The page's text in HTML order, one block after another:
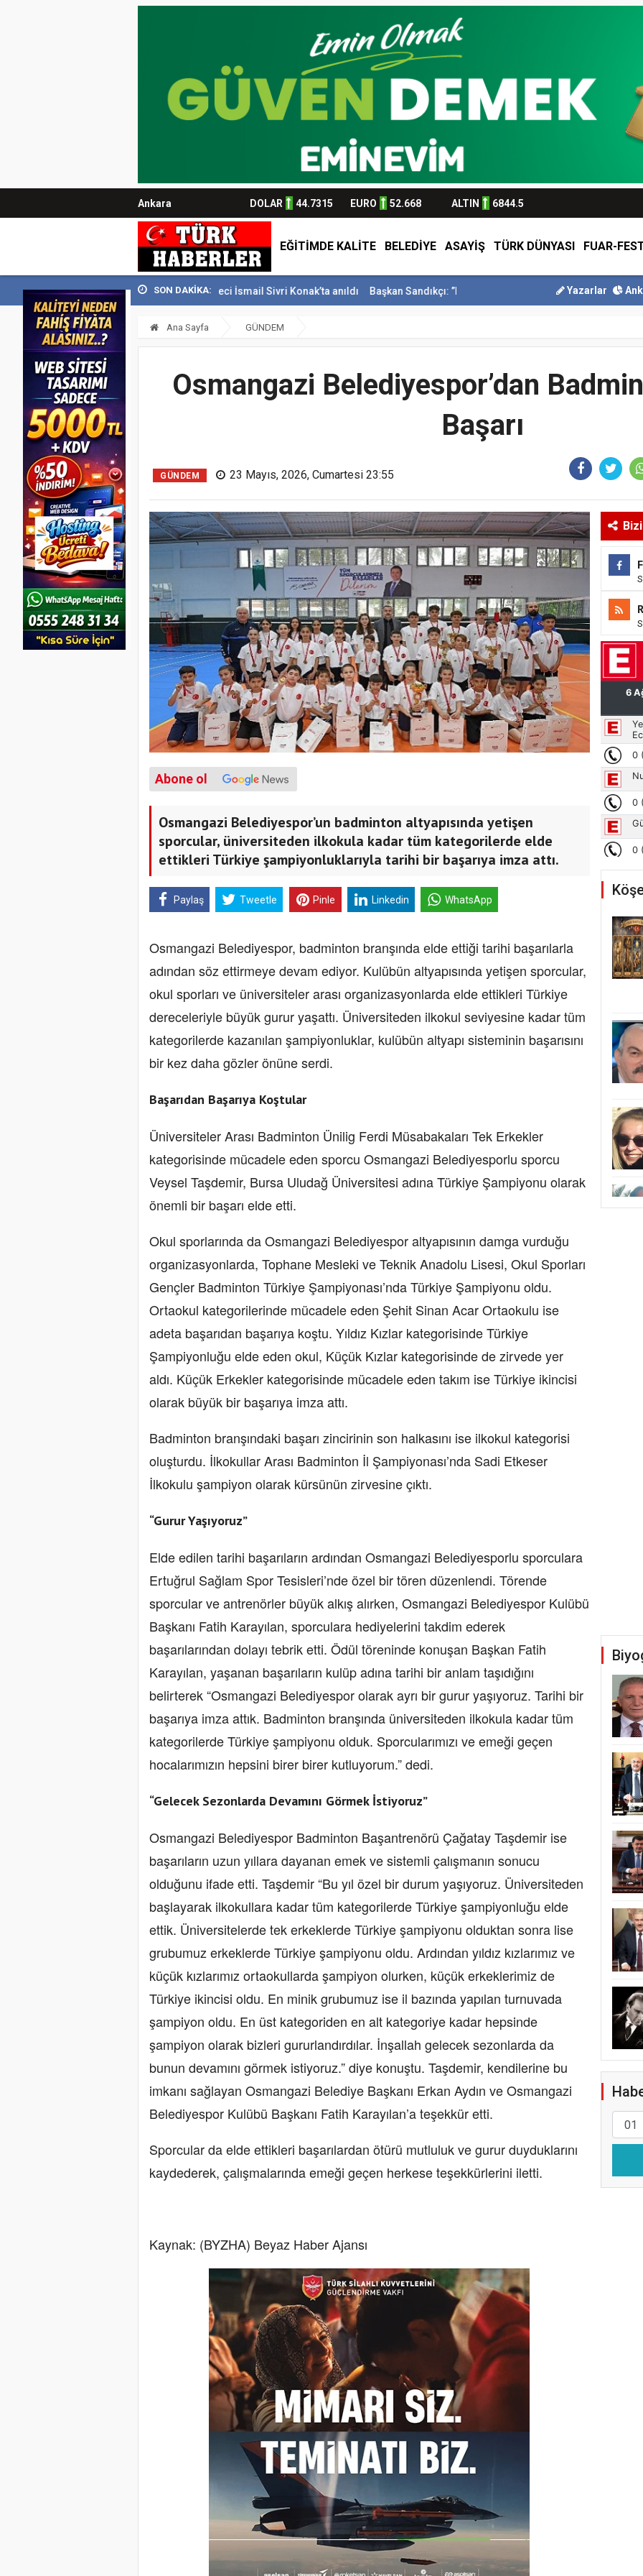
Ankara DOLAR 44.7315 EURO 52.668 ALTIN 6844.5
EĞİTİMDE KALİTE BELEDİYE ASAYİŞ TÜRK DÜNYASI FUAR-
SON DAKİKA:
129 bin kişiyi... Usta Gazeteci İsmail Sivri Konak’ta anıldı Başkan Sandıkçı: ”Hemşehrilerimizle olan güçl... Başkan Altay Umre
Yazarlar
Ana Sayfa GÜNDEM
Osmangazi Belediyespor’dan
Başarı
GÜNDEM 23 Mayıs, 2026, Cumartesi 23:55
Abone ol
Osmangazi Belediyespor’un badminton altyapısında yetişen
sporcular, üniversiteden ilkokula kadar tüm kategorilerde elde
ettikleri Türkiye şampiyonluklarıyla tarihi bir başarıya imza attı.
Paylaş Tweetle Pinle Linkedin WhatsApp
Osmangazi Belediyespor, badminton branşında elde ettiği tarihi başarılarla
adından söz ettirmeye devam ediyor. Kulübün altyapısında yetişen sporcular,
okul sporları ve üniversiteler arası organizasyonlarda elde ettikleri Türkiye
dereceleriyle büyük gurur yaşattı. Üniversiteden ilkokul seviyesine kadar tüm
kategorilerde kazanılan şampiyonluklar, kulübün altyapı sisteminin başarısını
bir kez daha gözler önüne serdi.
Başarıdan Başarıya Koştular
Üniversiteler Arası Badminton Ünilig Ferdi Müsabakaları Tek Erkekler
kategorisinde mücadele eden sporcu Osmangazi Belediyesporlu sporcu
Veysel Taşdemir, Bursa Uludağ Üniversitesi adına Türkiye Şampiyonu olarak
önemli bir başarı elde etti.
Okul sporlarında da Osmangazi Belediyespor altyapısının damga vurduğu
organizasyonlarda, Tophane Mesleki ve Teknik Anadolu Lisesi, Okul Sporları
Gençler Badminton Türkiye Şampiyonası’nda Türkiye Şampiyonu oldu.
Ortaokul kategorilerinde mücadele eden Şehit Sinan Acar Ortaokulu ise
adeta başarıdan başarıya koştu. Yıldız Kızlar kategorisinde Türkiye
Şampiyonluğu elde eden okul, Küçük Kızlar kategorisinde de zirvede yer
aldı. Küçük Erkekler kategorisinde mücadele eden takım ise Türkiye ikincisi
olarak büyük bir başarıya imza attı.
Badminton branşındaki başarı zincirinin son halkasını ise ilkokul kategorisi
oluşturdu. İlkokullar Arası Badminton İl Şampiyonası’nda Sadi Etkeser
İlkokulu şampiyon olarak kürsünün zirvesine çıktı.
“Gurur Yaşıyoruz”
Elde edilen tarihi başarıların ardından Osmangazi Belediyesporlu sporculara
Ertuğrul Sağlam Spor Tesisleri’nde özel bir tören düzenlendi. Törende
sporcular ve antrenörler büyük alkış alırken, Osmangazi Belediyespor Kulübü
Başkanı Fatih Karayılan, sporculara hediyelerini takdim ederek
başarılarından dolayı tebrik etti. Ödül töreninde konuşan Başkan Fatih
Karayılan, yaşanan başarıların kulüp adına tarihi bir anlam taşıdığını
belirterek “Osmangazi Belediyespor olarak ayrı bir gurur yaşıyoruz. Tarihi bir
başarıya imza attık. Badminton branşında üniversiteden ilkokula kadar tüm
kategorilerde Türkiye şampiyonu olduk. Sporcularımızı ve emeği geçen
hocalarımızın hepsini birer birer kutluyorum.” dedi.
“Gelecek Sezonlarda Devamını Görmek İstiyoruz”
Osmangazi Belediyespor Badminton Başantrenörü Çağatay Taşdemir ise
başarıların uzun yıllara dayanan emek ve sistemli çalışmanın sonucu
olduğunu ifade etti. Taşdemir “Bu yıl özel bir durum yaşıyoruz. Üniversiteden
başlayarak ilkokullara kadar tüm kategorilerde Türkiye şampiyonluğu elde
ettik. Üniversitelerde tek erkeklerde Türkiye şampiyonu olduktan sonra lise
grubumuz erkeklerde Türkiye şampiyonu oldu. Ardından yıldız kızlarımız ve
küçük kızlarımız ortaokullarda şampiyon olurken, küçük erkeklerimiz de
Türkiye ikincisi oldu. En minik grubumuz ise il bazında yapılan turnuvada
şampiyon oldu. En üst kategoriden en alt kategoriye kadar hepsinde
şampiyon olarak bizleri gururlandırdılar. İnşallah gelecek sezonlarda da
bunun devamını görmek istiyoruz.” diye konuştu. Taşdemir, kendilerine bu
imkanı sağlayan Osmangazi Belediye Başkanı Erkan Aydın ve Osmangazi
Belediyespor Kulübü Başkanı Fatih Karayılan’a teşekkür etti.
Sporcular da elde ettikleri başarılardan ötürü mutluluk ve gurur duyduklarını
kaydederek, çalışmalarında emeği geçen herkese teşekkürlerini iletti.
Kaynak: (BYZHA) Beyaz Haber Ajansı